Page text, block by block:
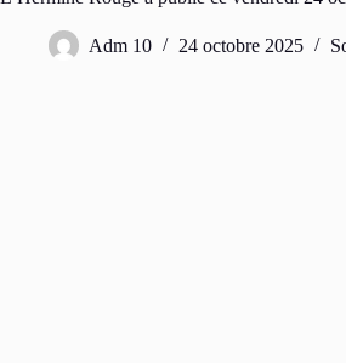
Adm 10 24 octobre 2025